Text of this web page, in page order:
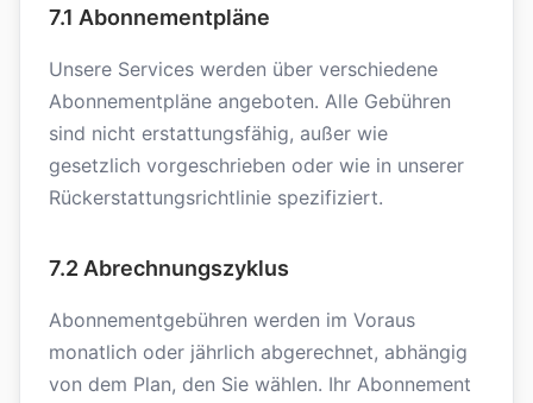
7.1 Abonnementpläne
Unsere Services werden über verschiedene
Abonnementpläne angeboten. Alle Gebühren
sind nicht erstattungsfähig, außer wie
gesetzlich vorgeschrieben oder wie in unserer
Rückerstattungsrichtlinie spezifiziert.
7.2 Abrechnungszyklus
Abonnementgebühren werden im Voraus
monatlich oder jährlich abgerechnet, abhängig
von dem Plan, den Sie wählen. Ihr Abonnement